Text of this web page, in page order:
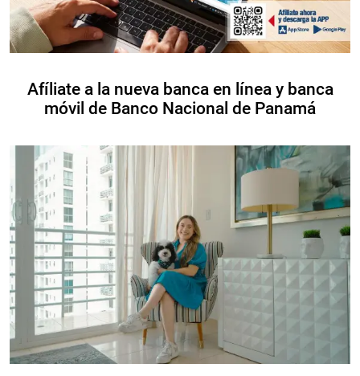
Afíliate a la nueva banca en línea y banca
móvil de Banco Nacional de Panamá